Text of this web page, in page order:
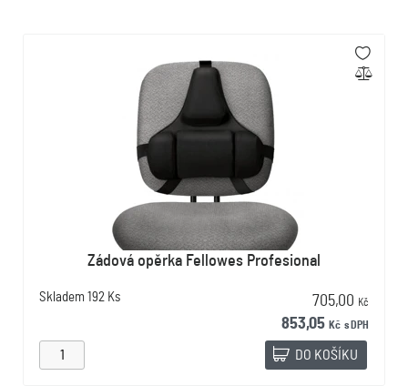
Zádová opěrka Fellowes Profesional
Skladem 192 Ks 705,00 Kč
853,05 Kč s DPH
DO KOŠÍKU